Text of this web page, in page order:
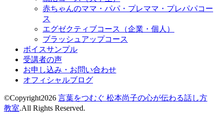
赤ちゃんのママ・パパ・プレママ・プレパパコー
ス
エグゼクティブコース（企業・個人）
ブラッシュアップコース
ボイスサンプル
受講者の声
お申し込み・お問い合わせ
オフィシャルブログ
©Copyright2026 言葉をつむぐ 松本尚子の心が伝わる話し方
教室.All Rights Reserved.